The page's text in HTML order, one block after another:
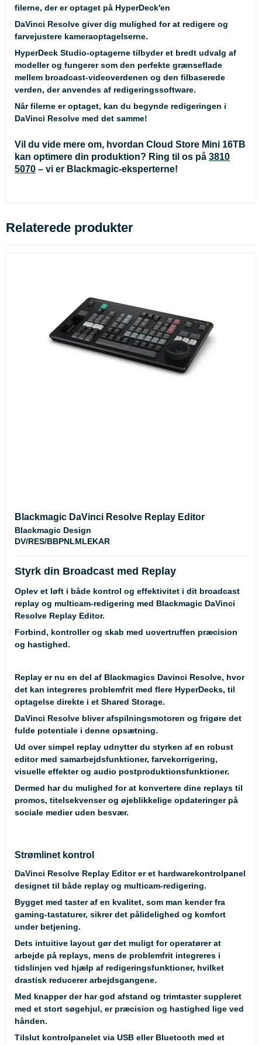
filerne, der er optaget på HyperDeck'en
DaVinci Resolve giver dig mulighed for at redigere og
farvejustere kameraoptagelserne.
HyperDeck Studio-optagerne tilbyder et bredt udvalg af
modeller og fungerer som den perfekte grænseflade
mellem broadcast-videoverdenen og den filbaserede
verden, der anvendes af redigeringssoftware.
Når filerne er optaget, kan du begynde redigeringen i
DaVinci Resolve med det samme!
Vil du vide mere om, hvordan Cloud Store Mini 16TB
kan optimere din produktion? Ring til os på 3810
5070 – vi er Blackmagic-eksperterne!
Relaterede produkter
Blackmagic DaVinci Resolve Replay Editor
Blackmagic Design
DV/RES/BBPNLMLEKAR
Styrk din Broadcast med Replay
Oplev et løft i både kontrol og effektivitet i dit broadcast
replay og multicam-redigering med Blackmagic DaVinci
Resolve Replay Editor.
Forbind, kontroller og skab med uovertruffen præcision
og hastighed.
Replay er nu en del af Blackmagics Davinci Resolve, hvor
det kan integreres problemfrit med flere HyperDecks, til
optagelse direkte i et Shared Storage.
DaVinci Resolve bliver afspilningsmotoren og frigøre det
fulde potentiale i denne opsætning.
Ud over simpel replay udnytter du styrken af en robust
editor med samarbejdsfunktioner, farvekorrigering,
visuelle effekter og audio postproduktionsfunktioner.
Dermed har du mulighed for at konvertere dine replays til
promos, titelsekvenser og øjeblikkelige opdateringer på
sociale medier uden besvær.
Strømlinet kontrol
DaVinci Resolve Replay Editor er et hardwarekontrolpanel
designet til både replay og multicam-redigering.
Bygget med taster af en kvalitet, som man kender fra
gaming-tastaturer, sikrer det pålidelighed og komfort
under betjening.
Dets intuitive layout gør det muligt for operatører at
arbejde på replays, mens de problemfrit integreres i
tidslinjen ved hjælp af redigeringsfunktioner, hvilket
drastisk reducerer arbejdsgangene.
Med knapper der har god afstand og trimtaster suppleret
med et stort søgehjul, er præcision og hastighed lige ved
hånden.
Tilslut kontrolpanelet via USB eller Bluetooth med et